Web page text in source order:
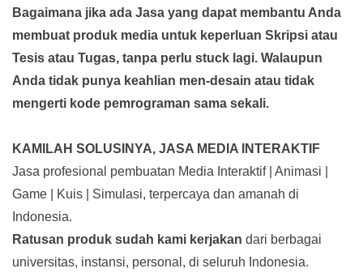
Bagaimana jika ada Jasa yang dapat membantu Anda
membuat produk media untuk keperluan Skripsi atau
Tesis atau Tugas, tanpa perlu stuck lagi. Walaupun
Anda tidak punya keahlian men-desain atau tidak
mengerti kode pemrograman sama sekali.
KAMILAH SOLUSINYA, JASA MEDIA INTERAKTIF
Jasa profesional pembuatan Media Interaktif | Animasi |
Game | Kuis | Simulasi, terpercaya dan amanah di
Indonesia.
Ratusan produk sudah kami kerjakan dari berbagai
universitas, instansi, personal, di seluruh Indonesia.